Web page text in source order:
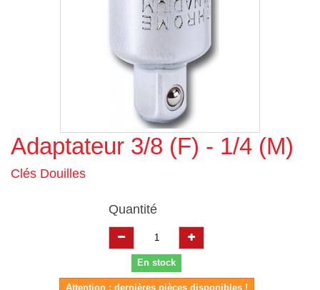
Agrandir l'image
Adaptateur 3/8 (F) - 1/4 (M)
Clés Douilles
Quantité
En stock
Attention : dernières pièces disponibles !